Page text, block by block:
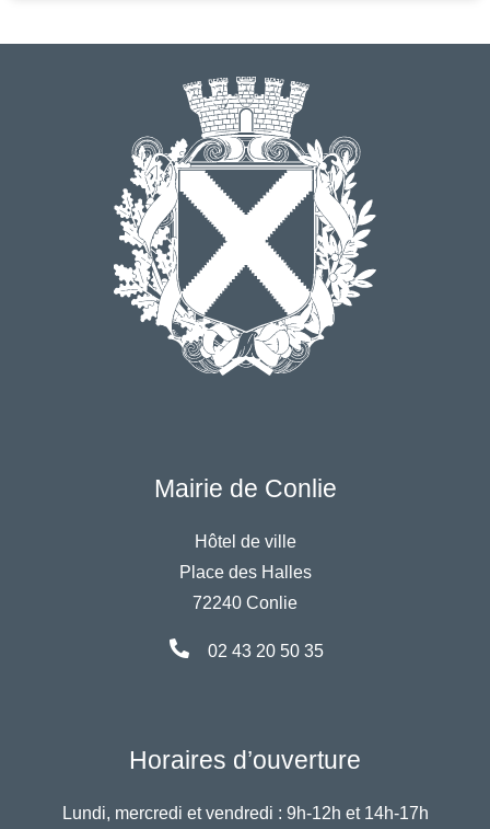
Mairie de Conlie
Hôtel de ville
Place des Halles
72240 Conlie
02 43 20 50 35
Horaires d’ouverture
Lundi, mercredi et vendredi : 9h-12h et 14h-17h